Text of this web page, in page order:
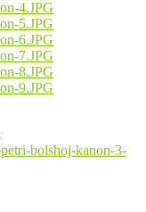
bolshoj-kanon-3-